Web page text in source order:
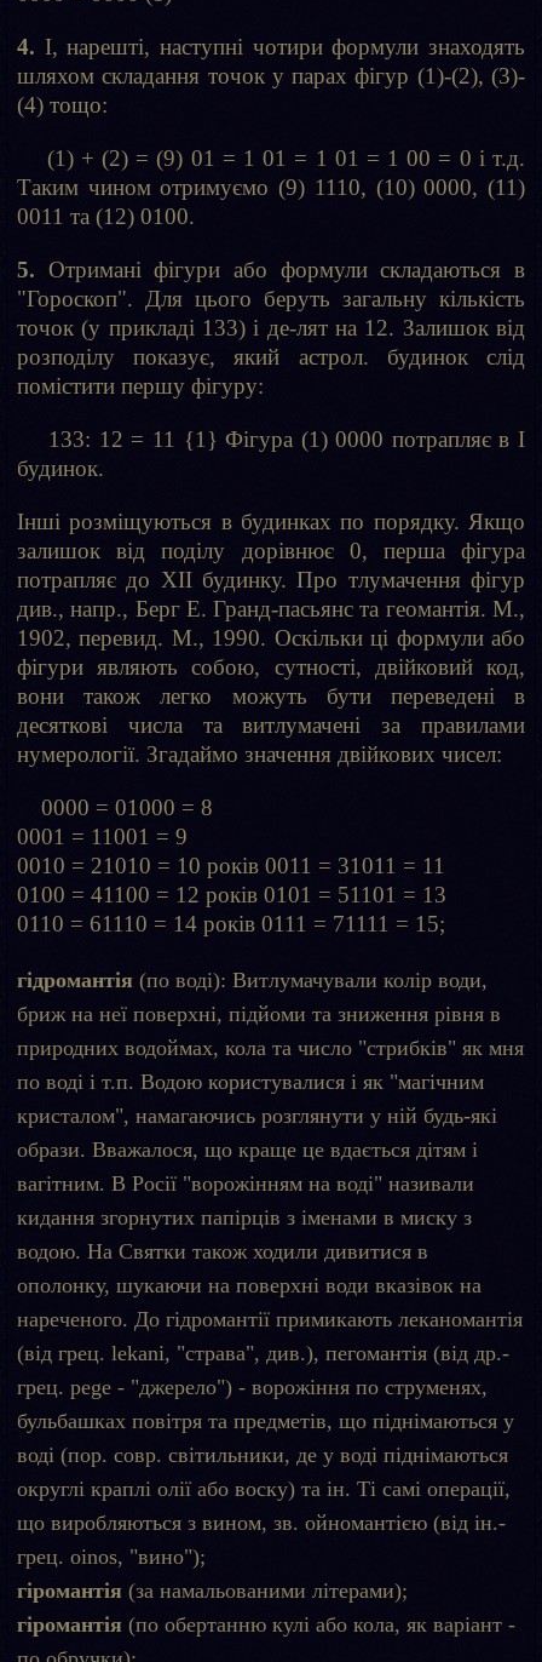
4. І, нарешті, наступні чотири формули знаходять
шляхом складання точок у парах фігур (1)-(2), (3)-
(4) тощо:
(1) + (2) = (9) 01 = 1 01 = 1 01 = 1 00 = 0 і т.д.
Таким чином отримуємо (9) 1110, (10) 0000, (11)
0011 та (12) 0100.
5. Отримані фігури або формули складаються в
"Гороскоп". Для цього беруть загальну кількість
точок (у прикладі 133) і де-лят на 12. Залишок від
розподілу показує, який астрол. будинок слід
помістити першу фігуру:
133: 12 = 11 {1} Фігура (1) 0000 потрапляє в I
будинок.
Інші розміщуються в будинках по порядку. Якщо
залишок від поділу дорівнює 0, перша фігура
потрапляє до XII будинку. Про тлумачення фігур
див., напр., Берг Е. Гранд-пасьянс та геомантія. М.,
1902, перевид. М., 1990. Оскільки ці формули або
фігури являють собою, сутності, двійковий код,
вони також легко можуть бути переведені в
десяткові числа та витлумачені за правилами
нумерології. Згадаймо значення двійкових чисел:
0000 = 01000 = 8
0001 = 11001 = 9
0010 = 21010 = 10 років 0011 = 31011 = 11
0100 = 41100 = 12 років 0101 = 51101 = 13
0110 = 61110 = 14 років 0111 = 71111 = 15;
гідромантія (по воді): Витлумачували колір води,
бриж на неї поверхні, підйоми та зниження рівня в
природних водоймах, кола та число "стрибків" як мня
по воді і т.п. Водою користувалися і як "магічним
кристалом", намагаючись розглянути у ній будь-які
образи. Вважалося, що краще це вдається дітям і
вагітним. В Росії "ворожінням на воді" називали
кидання згорнутих папірців з іменами в миску з
водою. На Святки також ходили дивитися в
ополонку, шукаючи на поверхні води вказівок на
нареченого. До гідромантії примикають леканомантія
(від грец. lekani, "страва", див.), пегомантія (від др.-
грец. pege - "джерело") - ворожіння по струменях,
бульбашках повітря та предметів, що піднімаються у
воді (пор. совр. світильники, де у воді піднімаються
округлі краплі олії або воску) та ін. Ті самі операції,
що виробляються з вином, зв. ойномантією (від ін.-
грец. oinos, "вино");
гіромантія (за намальованими літерами);
гіромантія (по обертанню кулі або кола, як варіант -